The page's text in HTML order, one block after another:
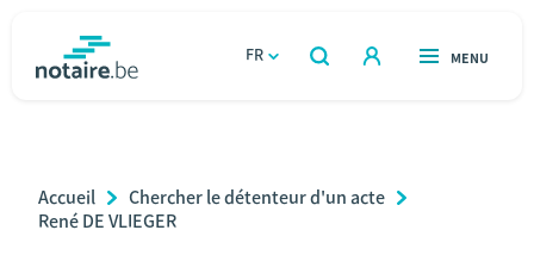
FR
OUVERT
RECHERCHER
OUVERT
MENU
Relations et vivre ensemble
Breadcrumb
Accueil
Chercher le détenteur d'un acte
René DE VLIEGER